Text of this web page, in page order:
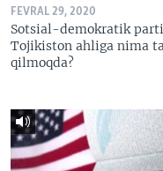
FEVRAL 29, 2020
Sotsial-demokratik
Tojikiston ahliga nima
qilmoqda?